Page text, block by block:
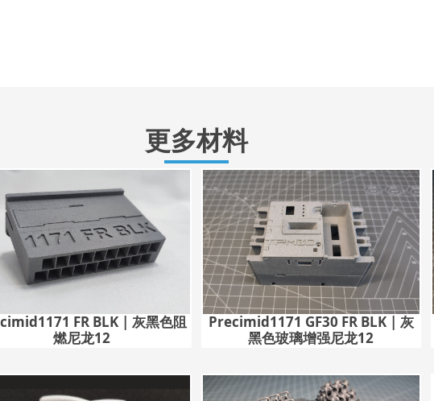
更多材料
FR BLK | 灰黑色阻
燃尼龙12
Precimid1171 GF30 FR BLK | 灰
黑色玻璃增强尼龙12